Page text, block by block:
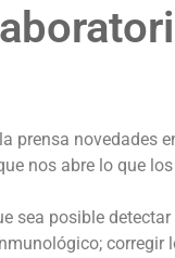
prensa novedades
nos abre lo que
sea posible